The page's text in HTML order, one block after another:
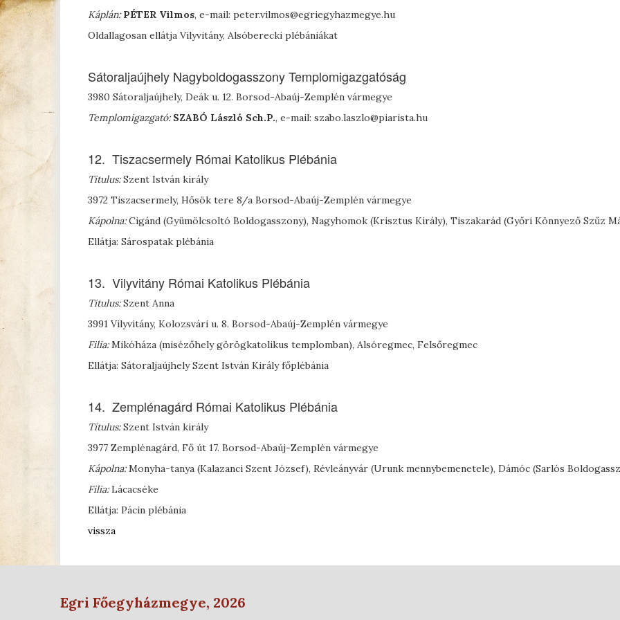
Káplán: PÉTER Vilmos, e-mail: peter.vilmos@egriegyhazmegye.hu
Oldallagosan ellátja Vilyvitány, Alsóberecki plébániákat
Sátoraljaújhely Nagyboldogasszony Templomigazgatóság
3980 Sátoraljaújhely, Deák u. 12. Borsod-Abaúj-Zemplén vármegye
Templomigazgató: SZABÓ László Sch.P., e-mail: szabo.laszlo@piarista.hu
12. Tiszacsermely Római Katolikus Plébánia
Titulus:Szent István király
3972 Tiszacsermely, Hősök tere 8/a Borsod-Abaúj-Zemplén vármegye
Kápolna:Cigánd (Gyümölcsoltó Boldogasszony), Nagyhomok (Krisztus Király), Tiszakarád (Győri Könnyező Szűz
Ellátja: Sárospatak plébánia
13. Vilyvitány Római Katolikus Plébánia
Titulus: Szent Anna
3991 Vilyvitány, Kolozsvári u. 8. Borsod-Abaúj-Zemplén vármegye
Filia:Mikóháza (misézőhely görögkatolikus templomban), Alsóregmec, Felsőregmec
Ellátja: Sátoraljaújhely Szent István Király főplébánia
14. Zemplénagárd Római Katolikus Plébánia
Titulus:Szent István király
3977 Zemplénagárd, Fő út 17. Borsod-Abaúj-Zemplén vármegye
Kápolna:Monyha-tanya (Kalazanci Szent József), Révleányvár (Urunk mennybemenetele), Dámóc (Sarlós
Filia:Lácacséke
Ellátja: Pácin plébánia
vissza
Egri Főegyházmegye, 2026